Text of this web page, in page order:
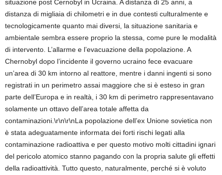
situazione post Cernobyl in Ucraina. A distanza di 25 anni, a
distanza di migliaia di chilometri e in due contesti culturalmente e
tecnologicamente quanto mai diversi, la situazione sanitaria e
ambientale sembra essere proprio la stessa, come pure le modalità
di intervento. L’allarme e l’evacuazione della popolazione. A
Chernobyl dopo l’incidente il governo ucraino fece evacuare
un’area di 30 km intorno al reattore, mentre i danni ingenti si sono
registrati in un perimetro assai maggiore che si è esteso in gran
parte dell’Europa e in realtà, i 30 km di perimetro rappresentavano
solamente un ottavo dell’area totale affetta da
contaminazioni.\r\n\r\nLa popolazione dell’ex Unione sovietica non
è stata adeguatamente informata dei forti rischi legati alla
contaminazione radioattiva e per questo motivo molti cittadini ignari
del pericolo atomico stanno pagando con la propria salute gli effetti
della radioattività. Tutto questo, naturalmente, perché si è voluto